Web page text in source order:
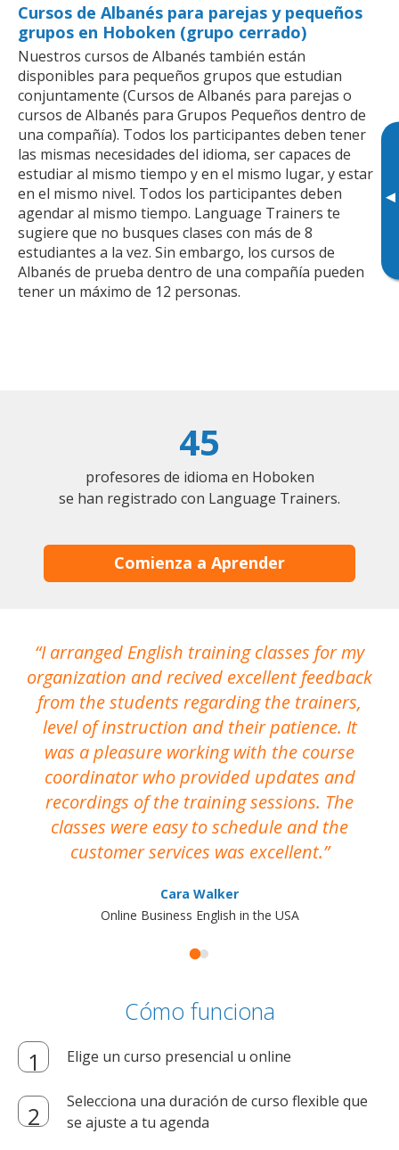
▸
Cursos de Albanés para parejas y pequeños
grupos en Hoboken (grupo cerrado)
Nuestros cursos de Albanés también están
disponibles para pequeños grupos que estudian
conjuntamente (Cursos de Albanés para parejas o
cursos de Albanés para Grupos Pequeños dentro de
una compañía). Todos los participantes deben tener
las mismas necesidades del idioma, ser capaces de
estudiar al mismo tiempo y en el mismo lugar, y estar
en el mismo nivel. Todos los participantes deben
agendar al mismo tiempo. Language Trainers te
sugiere que no busques clases con más de 8
estudiantes a la vez. Sin embargo, los cursos de
Albanés de prueba dentro de una compañía pueden
tener un máximo de 12 personas.
45
profesores de idioma en Hoboken
se han registrado con Language Trainers.
Comienza a Aprender
I arranged English training classes for my
organization and recived excellent feedback
from the students regarding the trainers,
level of instruction and their patience. It
was a pleasure working with the course
coordinator who provided updates and
recordings of the training sessions. The
classes were easy to schedule and the
customer services was excellent.
Cara Walker
Online Business English in the USA
Cómo funciona
Elige un curso presencial u online
Selecciona una duración de curso flexible que
se ajuste a tu agenda